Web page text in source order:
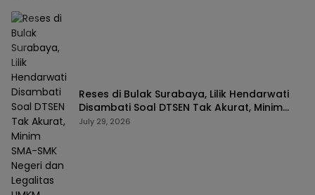
Reses di Bulak Surabaya, Lilik Hendarwati
Disambati Soal DTSEN Tak Akurat, Minim
SMA-SMK Negeri dan Legalitas UMKM
July 29, 2026